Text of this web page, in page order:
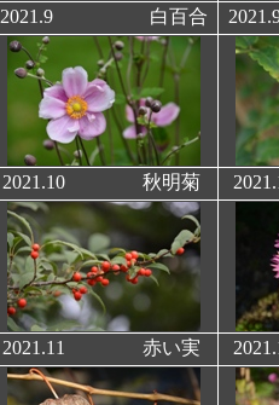
2021.9 白百合
2021.10 秋明菊
2021.11 赤い実